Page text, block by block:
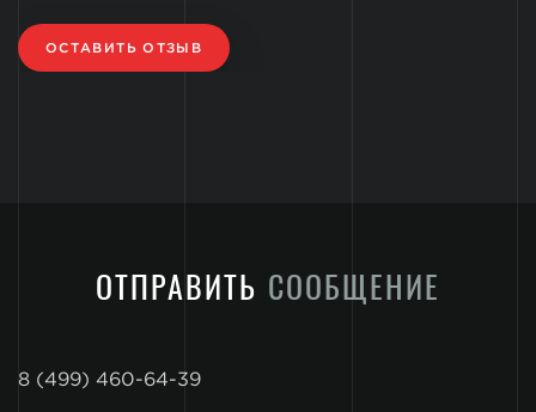
ОСТАВИТЬ ОТЗЫВ
ОТПРАВИТЬ СООБЩЕНИЕ
8 (499) 460-64-39